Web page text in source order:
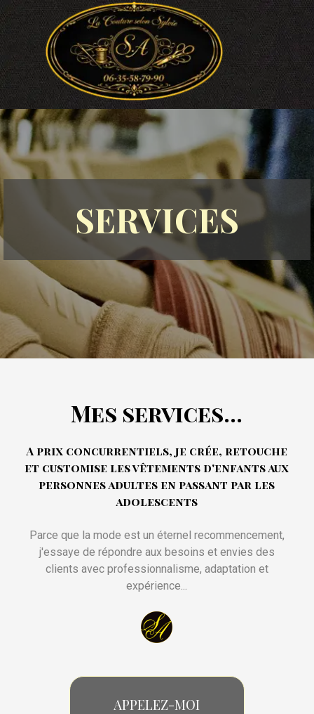
Aller au contenu
Sauter le menu
SERVICES
Mes services...
A prix concurrentiels, je crée, retouche
et customise les vêtements d'enfants aux
personnes adultes en passant par les
adolescents
Parce que la mode est un éternel recommencement,
j'essaye de répondre aux besoins et envies des
clients avec professionnalisme, adaptation et
expérience...
APPELEZ-MOI